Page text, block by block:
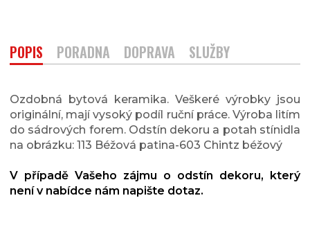
POPIS PORADNA DOPRAVA SLUŽBY
Ozdobná bytová keramika. Veškeré výrobky jsou
originální, mají vysoký podíl ruční práce. Výroba litím
do sádrových forem. Odstín dekoru a potah stínidla
na obrázku: 113 Béžová patina-603 Chintz béžový
V případě Vašeho zájmu o odstín dekoru, který
není v nabídce nám napište dotaz.